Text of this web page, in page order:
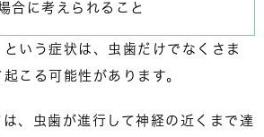
合に考えられること
という症状は、虫歯だけでなく さま
こる可能性 があります。
、虫歯が進行して神経の近くまで達